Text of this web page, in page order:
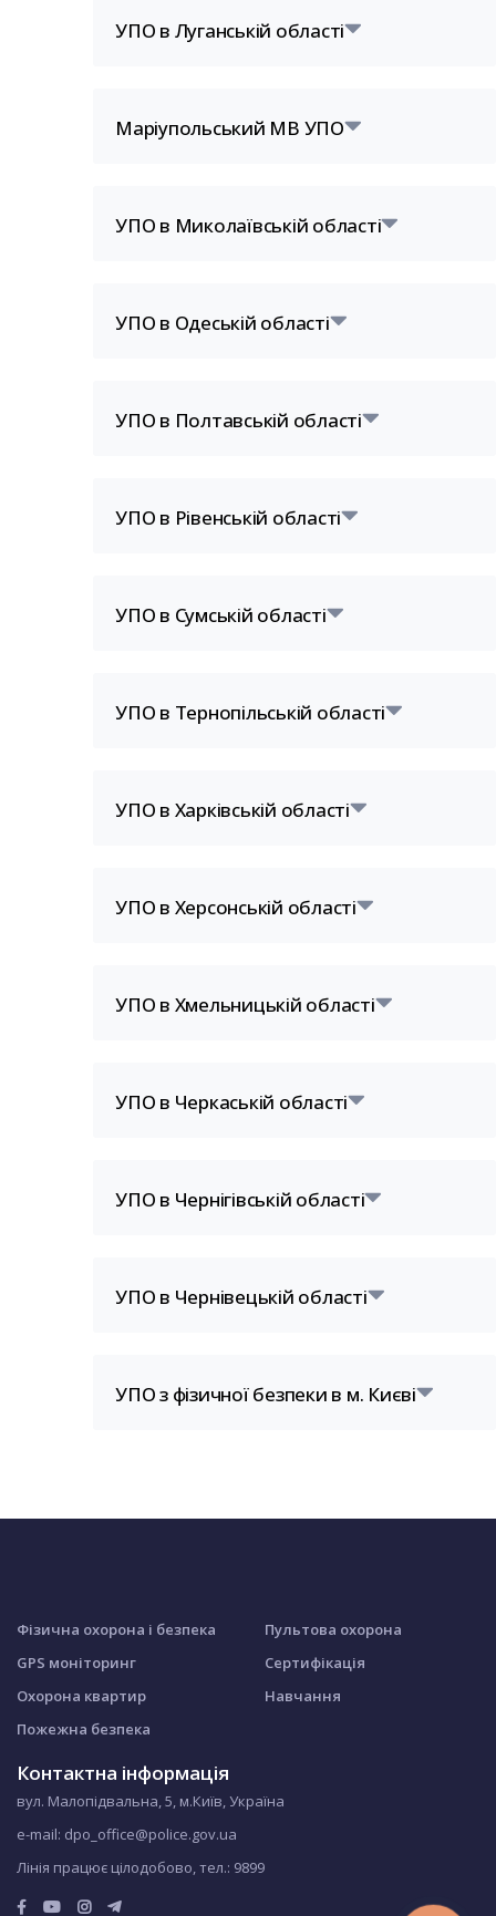
УПО в Луганській області
Маріупольський МВ УПО
УПО в Миколаївській області
УПО в Одеській області
УПО в Полтавській області
УПО в Рівенській області
УПО в Сумській області
УПО в Тернопільській області
УПО в Харківській області
УПО в Херсонській області
УПО в Хмельницькій області
УПО в Черкаській області
УПО в Чернігівській області
УПО в Чернівецькій області
УПО з фізичної безпеки в м. Києві
Фізична охорона і безпека
GPS моніторинг
Охорона квартир
Пожежна безпека
Пультова охорона
Сертифікація
Навчання
Контактна інформація
вул. Малопідвальна, 5, м.Київ, Україна
e-mail: dpo_office@police.gov.ua
Лінія працює цілодобово, тел.: 9899